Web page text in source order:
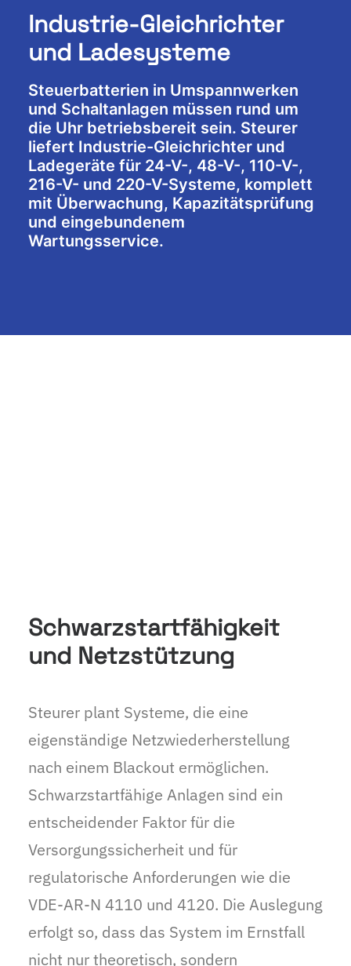
Industrie-Gleichrichter
und Ladesysteme
Steuerbatterien in Umspannwerken
und Schaltanlagen müssen rund um
die Uhr betriebsbereit sein. Steurer
liefert Industrie-Gleichrichter und
Ladegeräte für 24-V-, 48-V-, 110-V-,
216-V- und 220-V-Systeme, komplett
mit Überwachung, Kapazitätsprüfung
und eingebundenem
Wartungsservice.
Schwarzstartfähigkeit
und Netzstützung
Steurer plant Systeme, die eine
eigenständige Netzwiederherstellung
nach einem Blackout ermöglichen.
Schwarzstartfähige Anlagen sind ein
entscheidender Faktor für die
Versorgungssicherheit und für
regulatorische Anforderungen wie die
VDE-AR-N 4110 und 4120. Die Auslegung
erfolgt so, dass das System im Ernstfall
nicht nur theoretisch, sondern